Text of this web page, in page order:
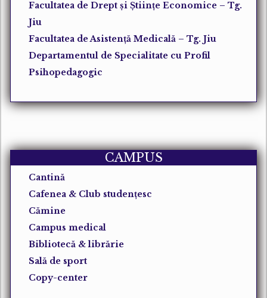
Facultatea de Drept și Științe Economice – Tg.
Jiu
Facultatea de Asistență Medicală – Tg. Jiu
Departamentul de Specialitate cu Profil
Psihopedagogic
CAMPUS
Cantină
Cafenea & Club studențesc
Cămine
Campus medical
Bibliotecă & librărie
Sală de sport
Copy-center